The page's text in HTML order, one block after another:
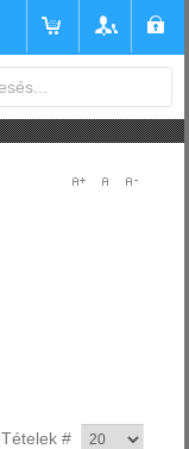
Tételek #